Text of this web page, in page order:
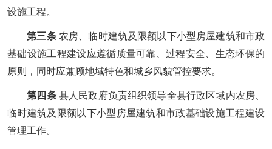
设施工程。
第三条农房、临时建筑及限额以下小型房屋建筑和市政
基础设施工程建设应遵循质量可靠、过程安全、生态环保的
原则，同时应兼顾地域特色和城乡风貌管控要求。
第四条县人民政府负责组织领导全县行政区域内农房、
临时建筑及限额以下小型房屋建筑和市政基础设施工程建设
管理工作。